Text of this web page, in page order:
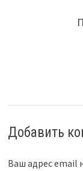
Добавить
Ваш адрес email